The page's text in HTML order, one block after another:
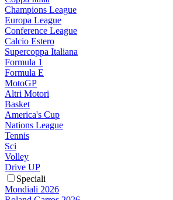
Champions League
Europa League
Conference League
Calcio Estero
Supercoppa Italiana
Formula 1
Formula E
MotoGP
Altri Motori
Basket
America's Cup
Nations League
Tennis
Sci
Volley
Drive UP
Speciali
Mondiali 2026